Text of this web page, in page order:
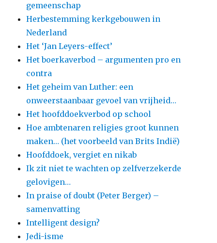
gemeenschap
Herbestemming kerkgebouwen in
Nederland
Het ‘Jan Leyers-effect’
Het boerkaverbod – argumenten pro en
contra
Het geheim van Luther: een
onweerstaanbaar gevoel van vrijheid…
Het hoofddoekverbod op school
Hoe ambtenaren religies groot kunnen
maken… (het voorbeeld van Brits Indië)
Hoofddoek, vergiet en nikab
Ik zit niet te wachten op zelfverzekerde
gelovigen…
In praise of doubt (Peter Berger) –
samenvatting
Intelligent design?
Jedi-isme